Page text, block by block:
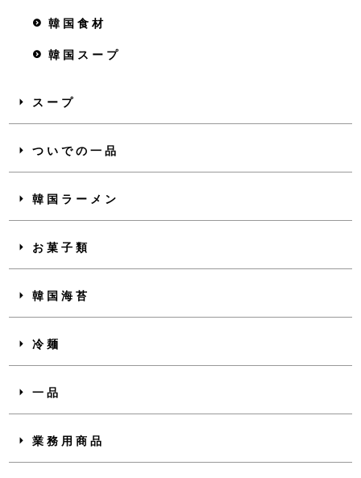
韓国食材
韓国スープ
スープ
ついでの一品
韓国ラーメン
お菓子類
韓国海苔
冷麺
一品
業務用商品